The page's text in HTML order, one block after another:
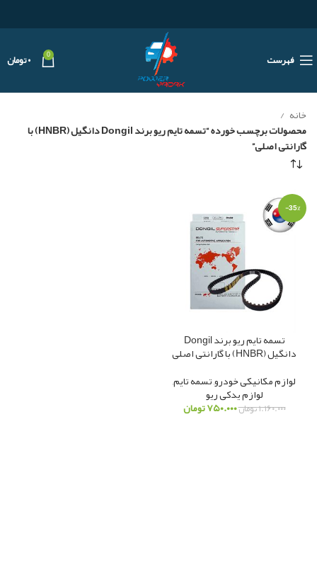
فهرست 0 ۰تومان
خانه
محصولات برچسب خورده “تسمه تایم ریو برند Dongil دانگیل (HNBR) با
گارانتی اصلی”
-35%
تسمه تایم ریو برند Dongil
دانگیل (HNBR) با گارانتی اصلی
لوازم مکانیکی خودرو,تسمه تایم,
لوازم یدکی ریو
۱.۱۶۰.۰۰۰تومان۷۵۰.۰۰۰تومان